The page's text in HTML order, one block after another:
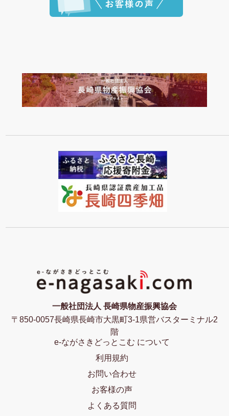
一般社団法人 長崎県物産振興協会
〒850-0057長崎県長崎市大黒町3-1県営バスターミナル2
階
e-ながさきどっとこむ について
利用規約
お問い合わせ
お客様の声
よくある質問